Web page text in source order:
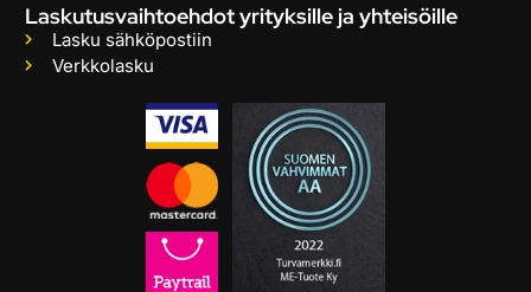
Laskutusvaihtoehdot yrityksille ja yhteisöille
Lasku sähköpostiin
Verkkolasku